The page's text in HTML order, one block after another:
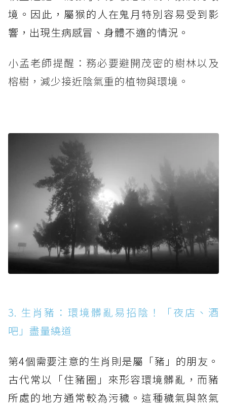
境。因此，屬猴的人在鬼月特別容易受到影
響，出現生病感冒、身體不適的情況。
小孟老師提醒：務必要避開茂密的樹林以及
榕樹，減少接近陰氣重的植物與環境。
3. 生肖豬：環境髒亂易招陰！「夜店、酒
吧」盡量繞道
第4個需要注意的生肖則是屬「豬」的朋友。
古代常以「住豬圈」來形容環境髒亂，而豬
所處的地方通常較為污穢。這種穢氣與煞氣